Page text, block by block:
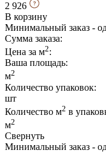
2 926
В корзину
Минимальный заказ -
Сумма заказа:
Цена за м2:
Ваша площадь:
м2
Количество упаковок:
шт
Количество м2 в
м2
Свернуть
Минимальный заказ -